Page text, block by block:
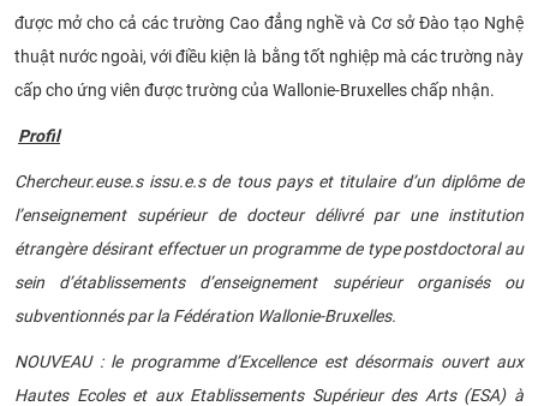
được mở cho cả các trường Cao đẳng nghề và Cơ sở Đào tạo Nghệ
thuật nước ngoài, với điều kiện là bằng tốt nghiệp mà các trường này
cấp cho ứng viên được trường của Wallonie-Bruxelles chấp nhận.
Profil
Chercheur.euse.s issu.e.s de tous pays et titulaire d’un diplôme de
l’enseignement supérieur de docteur délivré par une institution
étrangère désirant effectuer un programme de type postdoctoral au
sein d’établissements d’enseignement supérieur organisés ou
subventionnés par la Fédération Wallonie-Bruxelles.
NOUVEAU : le programme d’Excellence est désormais ouvert aux
Hautes Ecoles et aux Etablissements Supérieur des Arts (ESA) à